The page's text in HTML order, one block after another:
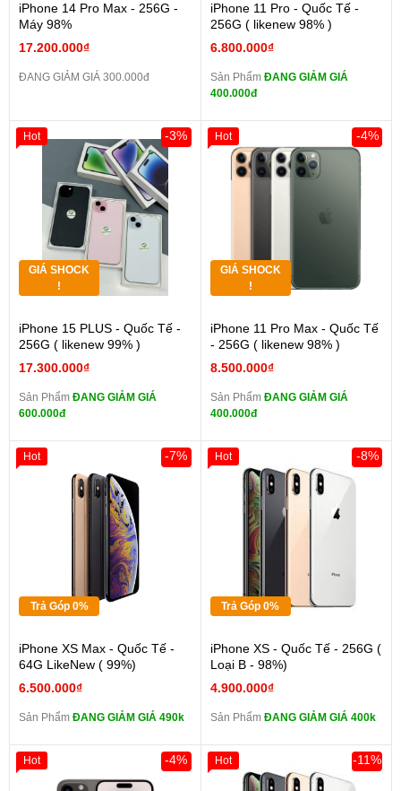
iPhone 14 Pro Max - 256G -
Máy 98%
17.200.000₫
ĐANG GIẢM GIÁ 300.000đ
iPhone 11 Pro - Quốc Tế -
256G ( likenew 98% )
6.800.000₫
Sản Phẩm ĐANG GIẢM GIÁ
400.000đ
GIÁ SHOCK
!
iPhone 15 PLUS - Quốc Tế -
256G ( likenew 99% )
17.300.000₫
-3%
Sản Phẩm ĐANG GIẢM GIÁ
600.000đ
Hot
GIÁ SHOCK
!
iPhone 11 Pro Max - Quốc Tế
- 256G ( likenew 98% )
8.500.000₫
-4%
Sản Phẩm ĐANG GIẢM GIÁ
400.000đ
Hot
Trả Góp 0%
iPhone XS Max - Quốc Tế -
64G LikeNew ( 99%)
6.500.000₫
-7%
Sản Phẩm ĐANG GIẢM GIÁ 490k
Hot
Trả Góp 0%
iPhone XS - Quốc Tế - 256G (
Loại B - 98%)
4.900.000₫
-8%
Sản Phẩm ĐANG GIẢM GIÁ 400k
Hot
-4%
Hot -11%
Hot